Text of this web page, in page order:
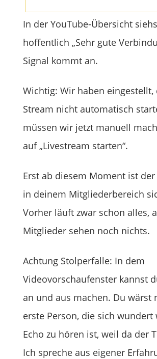
In der YouTube-Übersicht
hoffentlich „Sehr gute
Signal kommt an.
Wichtig: Wir haben eingestellt,
Stream nicht automatisch
müssen wir jetzt manuell
auf „Livestream starten“.
Erst ab diesem Moment ist
in deinem Mitgliederbereich
Vorher läuft zwar schon alles,
Mitglieder sehen noch nichts.
Achtung Stolperfalle: In dem
Videovorschaufenster kannst
an und aus machen. Du wärst
erste Person, die sich wundert
Echo zu hören ist, weil da der
Ich spreche aus eigener